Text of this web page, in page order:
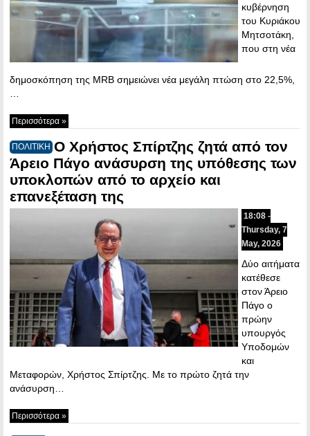
κυβέρνηση
του Κυριάκου
Μητσοτάκη,
που στη νέα
δημοσκόπηση της MRB σημειώνει νέα μεγάλη πτώση στο 22,5%,
Περισσότερα »
ΠΟΛΙΤΙΚΗ Ο Χρήστος Σπίρτζης ζητά από τον
Άρειο Πάγο ανάσυρση της υπόθεσης των
υποκλοπών από το αρχείο και
επανεξέταση της
18:08 -
Thursday, 7
May, 2026
Δύο αιτήματα
κατέθεσε
στον Άρειο
Πάγο ο
πρώην
υπουργός
Υποδομών
και
Μεταφορών, Χρήστος Σπίρτζης. Με το πρώτο ζητά την
ανάσυρση…
Περισσότερα »